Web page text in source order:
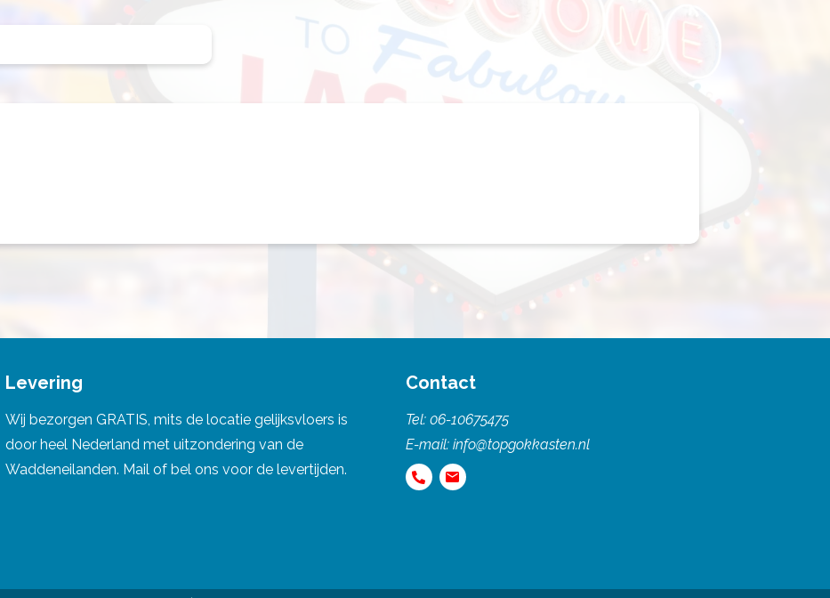
Levering
Wij bezorgen GRATIS, mits de locatie gelijksvloers is
door heel Nederland met uitzondering van de
Waddeneilanden. Mail of bel ons voor de levertijden.
Contact
Tel: 06-10675475
E-mail: info@topgokkasten.nl